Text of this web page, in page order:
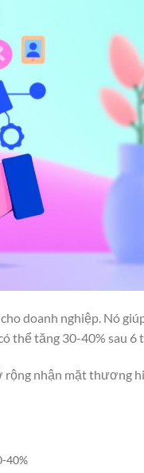
doanh nghiệp. Nó
thể tăng 30-40% sau 6
nhận mặt thương
40%